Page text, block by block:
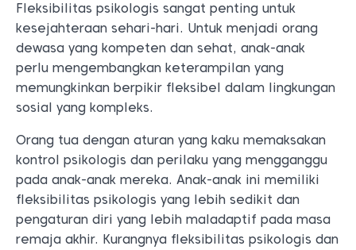
Fleksibilitas psikologis sangat penting untuk
kesejahteraan sehari-hari. Untuk menjadi orang
dewasa yang kompeten dan sehat, anak-anak
perlu mengembangkan keterampilan yang
memungkinkan berpikir fleksibel dalam lingkungan
sosial yang kompleks.
Orang tua dengan aturan yang kaku memaksakan
kontrol psikologis dan perilaku yang mengganggu
pada anak-anak mereka. Anak-anak ini memiliki
fleksibilitas psikologis yang lebih sedikit dan
pengaturan diri yang lebih maladaptif pada masa
remaja akhir. Kurangnya fleksibilitas psikologis dan